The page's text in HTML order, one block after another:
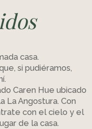
casa.
si pudiéramos,
Caren Hue ubicado
La Angostura. Con
con el cielo y el
de la casa.